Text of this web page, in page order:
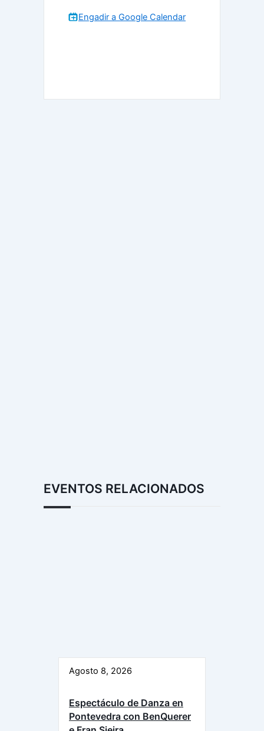
Engadir a Google Calendar
EVENTOS RELACIONADOS
Agosto 8, 2026
Espectáculo de Danza en
Pontevedra con BenQuerer